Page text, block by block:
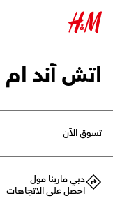
اتش آند ام
تسوق الآن
دبي مارينا مول
احصل على الاتجاهات